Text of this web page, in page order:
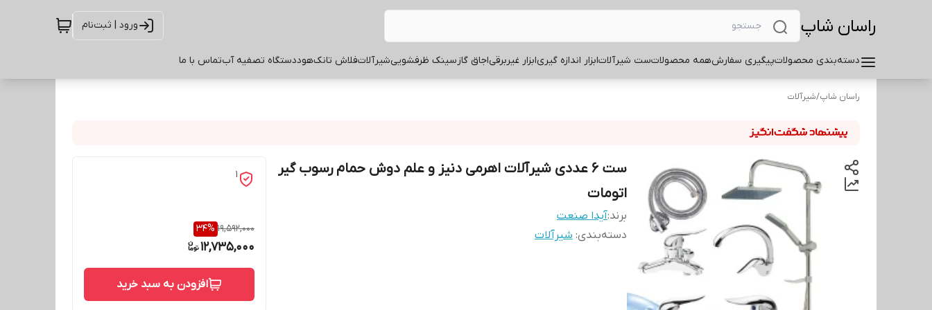
راسان شاپ ورود | ثبت‌نام
دسته‌بندی محصولاتپیگیری سفارشهمه محصولاتست شیرآلاتابزار اندازه گیریابزار غیربرقیاجاق گازسینک ظرفشوییشیرآلاتفلاش تانکهوددستگاه تصفیه آبتماس با ما
راسان شاپ/شیرآلات
ست 6 عددی شیرآلات اهرمی دنیز و علم دوش حمام رسوب گیر
اتومات
برند:آیدا صنعت
دسته‌بندی: شیرآلات
1
19,592,000
34%
12,735,000
افزودن به سبد خرید